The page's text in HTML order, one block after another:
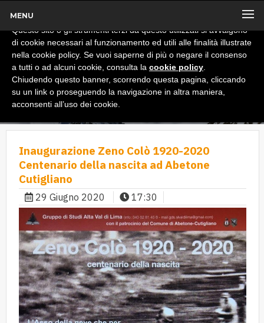
MENU
Inaugurazione Zeno Colò 1920-2020
Centenario della nascita ad Abetone
Cutigliano
29 Giugno 2020 17:30
x
Informativa
Questo sito o gli strumenti terzi da questo utilizzati si avvalgono
di cookie necessari al funzionamento ed utili alle finalità illustrate
nella cookie policy. Se vuoi saperne di più o negare il consenso
a tutti o ad alcuni cookie, consulta la cookie policy
Chiudendo questo banner, scorrendo questa pagina, cliccando
su un link o proseguendo la navigazione in altra maniera,
acconsenti all’uso dei cookie.